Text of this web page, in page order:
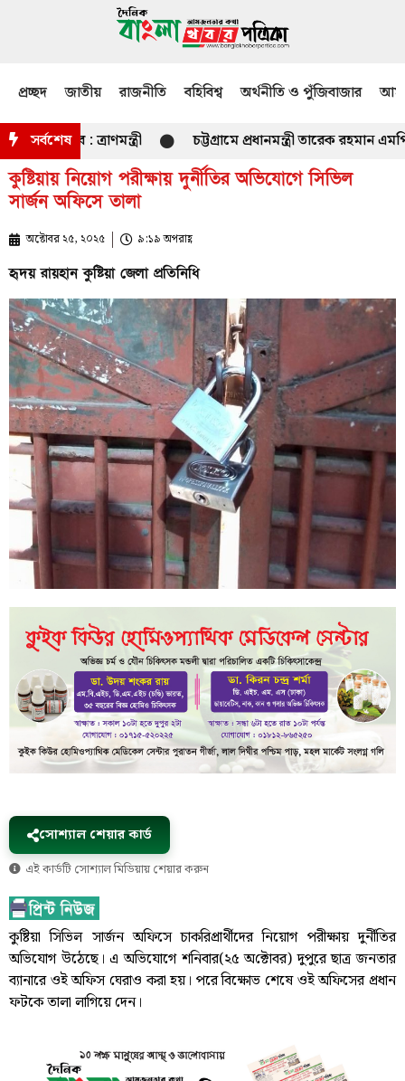
প্রচ্ছদ জাতীয় রাজনীতি বহিবিশ্ব অর্থনীতি ও পুঁজিবাজার
সর্বশেষ
হবে : ত্রাণমন্ত্রী চট্টগ্রামে প্রধানমন্ত্রী তারেক রহমান
কুষ্টিয়ায় নিয়োগ পরীক্ষায় দুর্নীতির অভিযোগে সিভিল
সার্জন অফিসে তালা
অক্টোবর ২৫, ২০২৫ ৯:১৯ অপরাহ্ণ
হৃদয় রায়হান কুষ্টিয়া জেলা প্রতিনিধি
সোশ্যাল শেয়ার কার্ড
এই কার্ডটি সোশ্যাল মিডিয়ায় শেয়ার করুন
কুষ্টিয়া সিভিল সার্জন অফিসে চাকরিপ্রার্থীদের নিয়োগ পরীক্ষায় দুর্নীতির
অভিযোগ উঠেছে। এ অভিযোগে শনিবার(২৫ অ‌ক্টোবর) দুপুরে ছাত্র জনতার
ব্যানারে ওই অফিস ঘেরাও করা হয়। পরে বিক্ষোভ শেষে ওই অফিসের প্রধান
ফটকে তালা লাগিয়ে দেন।